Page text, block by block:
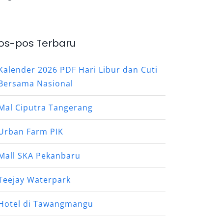
pos Terbaru
2026 PDF Hari Libur dan Cuti
Nasional
Ciputra Tangerang
Farm PIK
SKA Pekanbaru
Waterpark
di Tawangmangu